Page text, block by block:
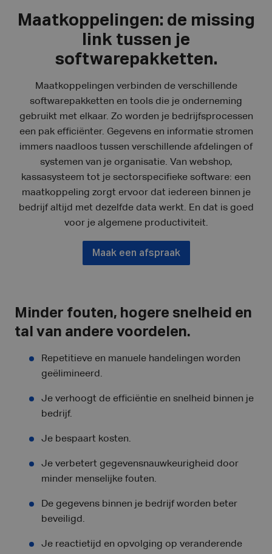
Maatkoppelingen: de missing
link tussen je
softwarepakketten.
Maatkoppelingen verbinden de verschillende
softwarepakketten en tools die je onderneming
gebruikt met elkaar. Zo worden je bedrijfsprocessen
een pak efficiënter. Gegevens en informatie stromen
immers naadloos tussen verschillende afdelingen of
systemen van je organisatie. Van webshop,
kassasysteem tot je sectorspecifieke software: een
maatkoppeling zorgt ervoor dat iedereen binnen je
bedrijf altijd met dezelfde data werkt. En dat is goed
voor je algemene productiviteit.
Maak een afspraak
Minder fouten, hogere snelheid en
tal van andere voordelen.
Repetitieve en manuele handelingen worden
geëlimineerd.
Je verhoogt de efficiëntie en snelheid binnen je
bedrijf.
Je bespaart kosten.
Je verbetert gegevensnauwkeurigheid door
minder menselijke fouten.
De gegevens binnen je bedrijf worden beter
beveiligd.
Je reactietijd en opvolging op veranderende